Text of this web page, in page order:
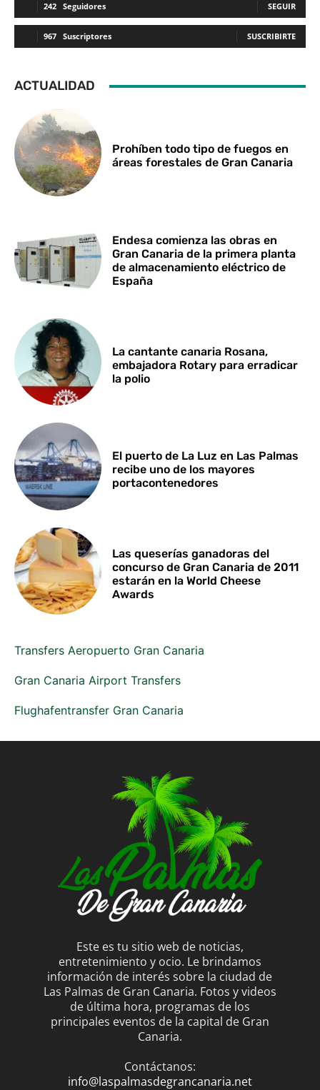
242 Seguidores SEGUIR
967 Suscriptores SUSCRIBIRTE
ACTUALIDAD
Prohíben todo tipo de fuegos en
áreas forestales de Gran Canaria
Endesa comienza las obras en
Gran Canaria de la primera planta
de almacenamiento eléctrico de
España
La cantante canaria Rosana,
embajadora Rotary para erradicar
la polio
El puerto de La Luz en Las Palmas
recibe uno de los mayores
portacontenedores
Las queserías ganadoras del
concurso de Gran Canaria de 2011
estarán en la World Cheese
Awards
Transfers Aeropuerto Gran Canaria
Gran Canaria Airport Transfers
Flughafentransfer Gran Canaria
Este es tu sitio web de noticias,
entretenimiento y ocio. Le brindamos
información de interés sobre la ciudad de
Las Palmas de Gran Canaria. Fotos y videos
de última hora, programas de los
principales eventos de la capital de Gran
Canaria.
Contáctanos:
info@laspalmasdegrancanaria.net